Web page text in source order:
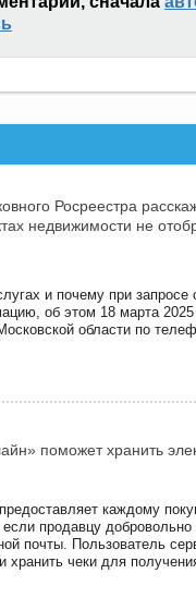
Росреестра
недвижимости не
и почему при запросе
об этом 18 марта 2025
области по
поможет хранить
каждому
продавцу
почты. Пользователь
хранить чеки для